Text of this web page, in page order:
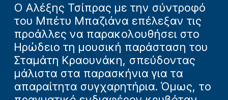
Ο Αλέξης Τσίπρας με την σύντροφό
του Μπέτυ Μπαζιάνα επέλεξαν τις
προάλλες να παρακολουθήσει στο
Ηρώδειο τη μουσική παράσταση του
Σταμάτη Κραουνάκη, σπεύδοντας
μάλιστα στα παρασκήνια για τα
απαραίτητα συγχαρητήρια. Όμως, το